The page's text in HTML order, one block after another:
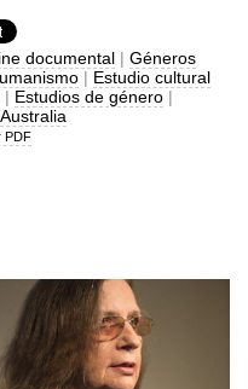
documental| Géneros
| Estudio cultural
| Estudios de género |
Australia
PDF